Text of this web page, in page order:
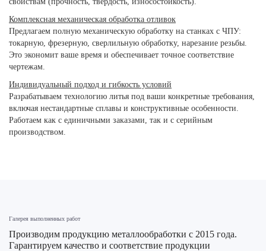
Комплексная механическая обработка отливок
Предлагаем полную механическую обработку на станках с ЧПУ:
токарную, фрезерную, сверлильную обработку, нарезание резьбы.
Это экономит ваше время и обеспечивает точное соответствие
чертежам.
Индивидуальный подход и гибкость условий
Разрабатываем технологию литья под ваши конкретные требования,
включая нестандартные сплавы и конструктивные особенности.
Работаем как с единичными заказами, так и с серийным
производством.
Галерея выполненных работ
Производим продукцию металлообработки с 2015 года.
Гарантируем качество и соответствие продукции